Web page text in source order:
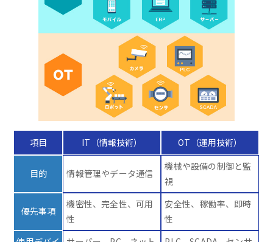
項目 IT（情報技術） OT（運用技術）
目的 情報管理やデータ通信
機械や設備の制御と監
視
優先事項
機密性、完全性、可用
性
安全性、稼働率、即時
性